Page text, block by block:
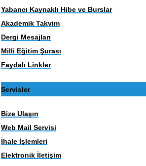
Yabancı Kaynaklı Hibe ve Burslar
Akademik Takvim
Dergi Mesajları
Milli Eğitim Şurası
Faydalı Linkler
Servisler
Bize Ulaşın
Web Mail Servisi
İhale İşlemleri
Elektronik İletişim